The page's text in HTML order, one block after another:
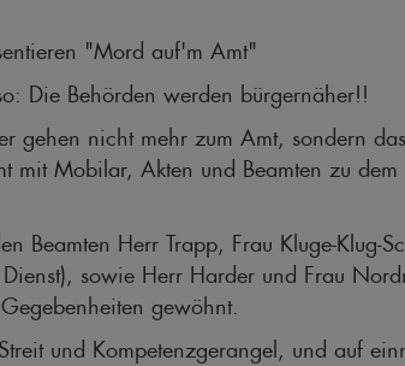
"Mord auf'm Amt"
Die Behörden werden bürgernäher!!
gehen nicht mehr zum Amt, sondern
mit Mobilar, Akten und Beamten zu dem
Beamten Herr Trapp, Frau Kluge-Klug-
sowie Herr Harder und Frau
gewöhnt.
und Kompetenzgerangel, und auf